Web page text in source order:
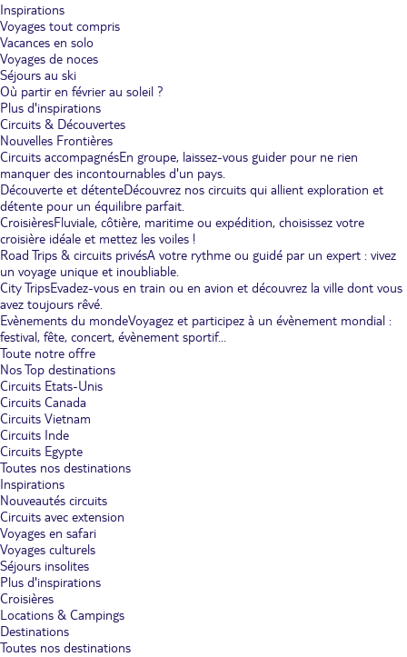
Inspirations
Voyages tout compris
Vacances en solo
Voyages de noces
Séjours au ski
Où partir en février au soleil ?
Plus d'inspirations
Circuits & Découvertes
Nouvelles Frontières
Circuits accompagnésEn groupe, laissez-vous guider pour ne rien
manquer des incontournables d'un pays.
Découverte et détenteDécouvrez nos circuits qui allient exploration et
détente pour un équilibre parfait.
CroisièresFluviale, côtière, maritime ou expédition, choisissez votre
croisière idéale et mettez les voiles !
Road Trips & circuits privésA votre rythme ou guidé par un expert : vivez
un voyage unique et inoubliable.
City TripsEvadez-vous en train ou en avion et découvrez la ville dont vous
avez toujours rêvé.
Evènements du mondeVoyagez et participez à un évènement mondial :
festival, fête, concert, évènement sportif...
Toute notre offre
Nos Top destinations
Circuits Etats-Unis
Circuits Canada
Circuits Vietnam
Circuits Inde
Circuits Egypte
Toutes nos destinations
Inspirations
Nouveautés circuits
Circuits avec extension
Voyages en safari
Voyages culturels
Séjours insolites
Plus d'inspirations
Croisières
Locations & Campings
Destinations
Toutes nos destinations